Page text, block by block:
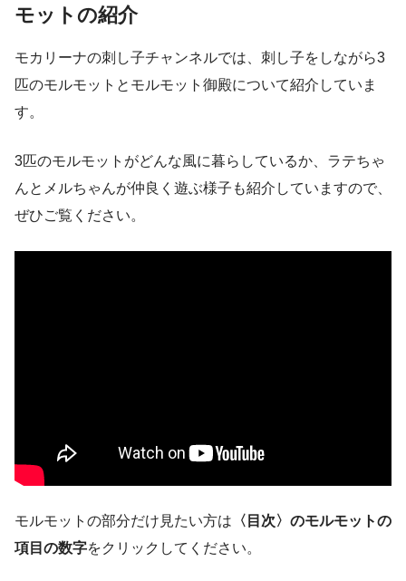
モットの紹介
モカリーナの刺し子チャンネルでは、刺し子をしながら3
匹のモルモットとモルモット御殿について紹介していま
す。
3匹のモルモットがどんな風に暮らしているか、ラテちゃ
んとメルちゃんが仲良く遊ぶ様子も紹介していますので、
ぜひご覧ください。
モルモットの部分だけ見たい方は 〈目次〉のモルモットの
項目の数字をクリックしてください。